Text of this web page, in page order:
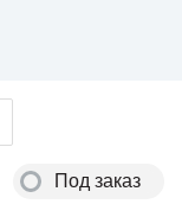
Под заказ